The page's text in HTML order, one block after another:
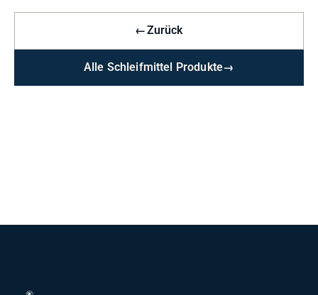
←Zurück
Alle Schleifmittel Produkte→